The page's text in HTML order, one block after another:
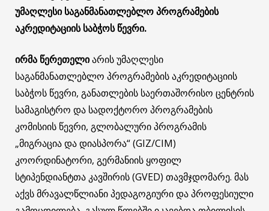
უმაღლესი საგანმანათლებლო პროგრამების
აკრედიტაციის საბჭოს წევრი.
ირმა წერეთელიარის უმაღლესი
საგანმანათლებლო პროგრამების აკრედიტაციის
საბჭოს წევრი, განათლების საერთაშორისო ცენტრის
სამაგისტრო და სადოქტორო პროგრამების
კომისიის წევრი, გლობალური პროგრამის
„მიგრაცია და დიასპორა“ (GIZ/CIM)
კოორდინატორი, გერმანიის ყოფილ
სტიპენდიანტთა კავშირის (GVED) თავმჯდომარე. მას
აქვს მრავალწლიანი პედაგოგიური და პროფესიული